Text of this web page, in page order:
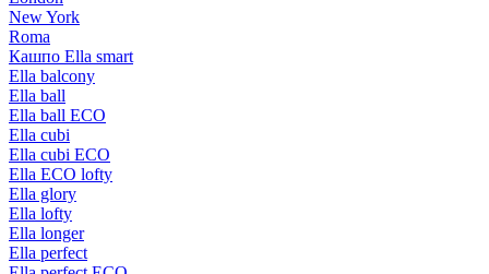
New York
Roma
Кашпо Ella smart
Ella balcony
Ella ball
Ella ball ECO
Ella cubi
Ella cubi ECO
Ella ECO lofty
Ella glory
Ella lofty
Ella longer
Ella perfect